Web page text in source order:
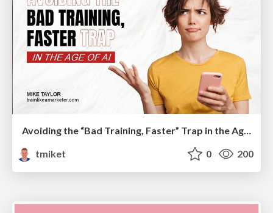
Avoiding the “Bad Training, Faster” Trap in the Age of AI
tmiket
0 200